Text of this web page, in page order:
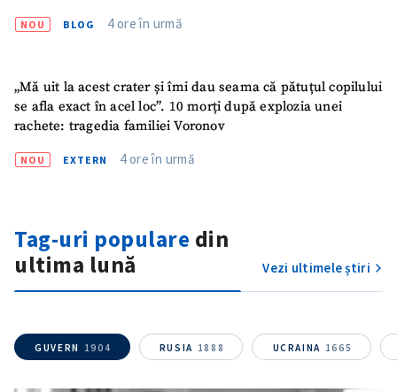
in English
на русском
NOU BLOG 4 ore în urmă
„Mă uit la acest crater și îmi dau seama că pătuțul copilului
se afla exact în acel loc”. 10 morți după explozia unei
rachete: tragedia familiei Voronov
NOU EXTERN 4 ore în urmă
Tag-uri populare din
ultima lună
Vezi ultimele știri
GUVERN 1904 RUSIA 1888 UCRAINA 1665